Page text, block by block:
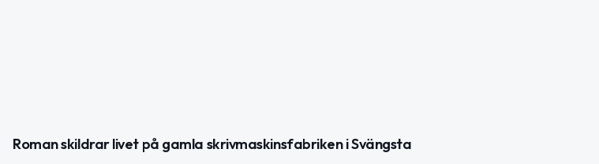
Roman skildrar livet på gamla skrivmaskinsfabriken i Svängsta